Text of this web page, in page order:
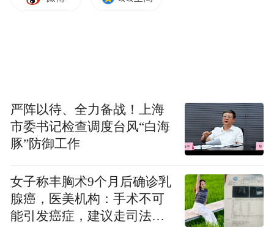
研究提到的“零利率下限”（ZLB）指的是联
2020年新冠疫情爆发后，ZLB又持续了两
年。当联邦基金利率接近于零时，许多经济
学家担心ZLB约束会阻碍货币政策的有效
展望未来，研究报告预计未来两年美联储的
利率水平大约在3%至4%之间，出现“零利率
严阵以待、全力备战！上海
市委书记检查调度台风“白海
豚”防御工作
女子称丰胸术9个月后确诊乳
腺癌，医美机构：手术不可
能引发癌症，建议走司法途